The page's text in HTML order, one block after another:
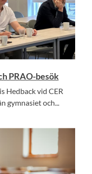
PRAO-besök
Hedback vid CER
gymnasiet och...